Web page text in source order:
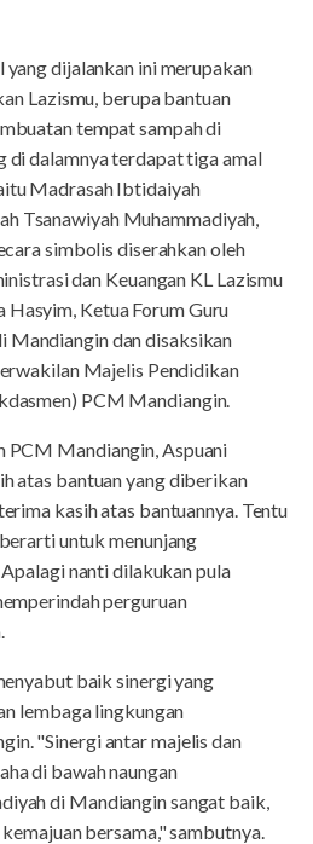
yang dijalankan ini merupakan
Lazismu, berupa bantuan
tempat sampah di
di dalamnya terdapat tiga amal
Madrasah Ibtidaiyah
Tsanawiyah Muhammadiyah,
simbolis diserahkan oleh
dan Keuangan KL Lazismu
Ketua Forum Guru
Mandiangin dan disaksikan
Majelis Pendidikan
PCM Mandiangin.
PCM Mandiangin, Aspuani
atas bantuan yang diberikan
kasih atas bantuannya. Tentu
untuk menunjang
nanti dilakukan pula
perguruan
baik sinergi yang
lembaga lingkungan
"Sinergi antar majelis dan
di bawah naungan
di Mandiangin sangat baik,
bersama," sambutnya.